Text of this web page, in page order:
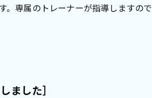
専属のトレーナーが指導しますの
ました］